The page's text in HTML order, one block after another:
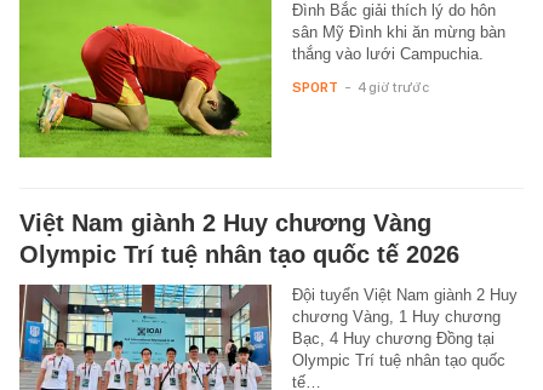
Đình Bắc giải thích lý do hôn
sân Mỹ Đình khi ăn mừng bàn
thắng vào lưới Campuchia.
SPORT - 4 giờ trước
Việt Nam giành 2 Huy chương Vàng
Olympic Trí tuệ nhân tạo quốc tế 2026
Đội tuyển Việt Nam giành 2 Huy
chương Vàng, 1 Huy chương
Bạc, 4 Huy chương Đồng tại
Olympic Trí tuệ nhân tạo quốc
tế…